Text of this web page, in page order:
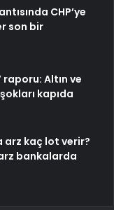
CHP’ye
son bir
raporu: Altın ve
kapıda
arz kaç lot verir?
arz bankalarda